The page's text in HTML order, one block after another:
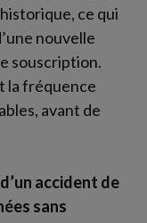
ce qui
nouvelle
souscription.
la fréquence
avant de
accident de
sans